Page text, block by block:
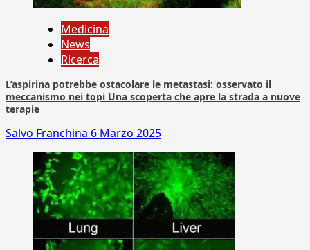
Medicina
News
Ricerca
L’aspirina potrebbe ostacolare le metastasi: osservato il
meccanismo nei topi Una scoperta che apre la strada a nuove
terapie
Salvo Franchina 6 Marzo 2025